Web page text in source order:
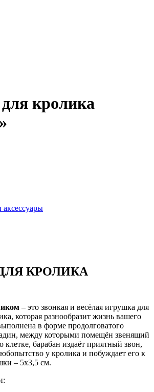
кролика
аксессуары
КРОЛИКА
– это звонкая и весёлая игрушка для
которая разнообразит жизнь вашего
в форме продолговатого
между которыми помещён звенящий
клетке, барабан издаёт приятный звон,
у кролика и побуждает его к
– 5х3,5 см.